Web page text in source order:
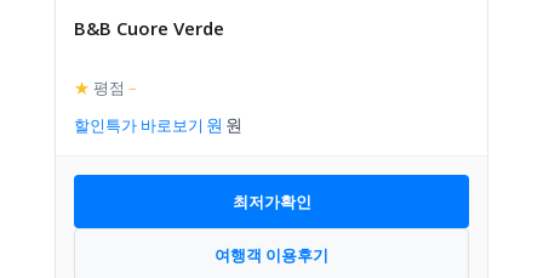
B&B Cuore Verde
★ 평점 –
할인특가 바로보기
최저가확인
여행객 이용후기